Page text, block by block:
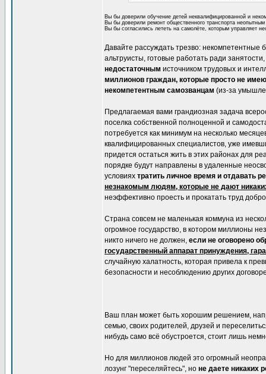
Вы бы доверили обучение детей неквалифицированной и
Вы бы доверили ремонт общественного транспорта
Вы бы согласились лететь на самолёте, которым управляет
Давайте рассуждать трезво:
альтруисты, готовые работать ради
недостаточным источником трудовых и
миллионов граждан, которые просто не
некомпетентным самозванцам (из-за
Предлагаемая вами грандиозная задача
поселка собственной полноценной и
потребуется как минимум на несколько
квалифицированных специалистов, уже
придется остаться жить в этих районах для
порядке будут направлены в удаленные
условиях тратить личное время и отдавать
незнакомым людям, которые не дают
неэффективно проесть и прокатать труд
Страна совсем не маленькая коммуна из
огромное государство, в котором миллионы
никто ничего не должен, если не оговорено
государственный аппарат принуждения,
случайную халатность, которая привела к
безопасности и несоблюдению других
Ваш план может быть хорошим решением,
семью, своих родителей, друзей и
нибудь само всё обустроется, стоит лишь
Но для миллионов людей это огромный
лозунг "переселяйтесь", но не даете никаких